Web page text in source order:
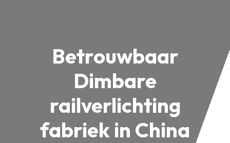
Betrouwbaar
Dimbare
railverlichting
fabriek in China